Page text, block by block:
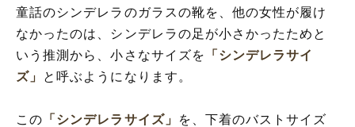
童話のシンデレラのガラスの靴を、他の女性が履け
なかったのは、シンデレラの足が小さかったためと
いう推測から、小さなサイズを
「シンデレラサイ
ズ」
と呼ぶようになります。
この 「シンデレラサイズ」
を、下着のバストサイズ